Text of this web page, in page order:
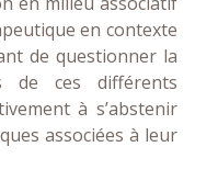
en contexte
de questionner la
de ces différents
à s’abstenir
associées à leur